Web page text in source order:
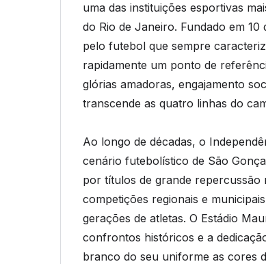
uma das instituições esportivas
do Rio de Janeiro. Fundado em
pelo futebol que sempre
rapidamente um ponto de
glórias amadoras, engajamento
transcende as quatro linhas do
Ao longo de décadas, o
cenário futebolístico de São
por títulos de grande repercussão
competições regionais e
gerações de atletas. O Estádio
confrontos históricos e a
branco do seu uniforme as cores